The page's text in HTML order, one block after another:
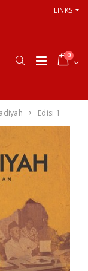
LINKS
0
Edisi 1
Shalat
Tarjih
31.000